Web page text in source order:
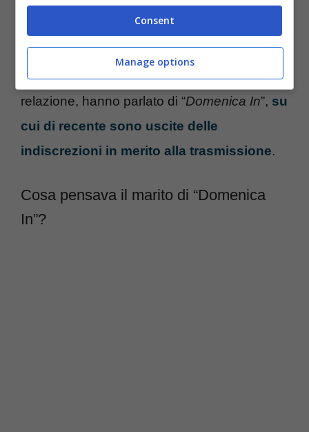
loro amore ha vinto su tutto. Insieme qualche
tempo fa hanno rilasciatoun’intervista al
Corriere della Serae, oltre della loro
relazione, hanno parlato di “Domenica In”, su
cui di recente sono uscite delle
indiscrezioni in merito alla trasmissione.
Cosa pensava il marito di “Domenica
In”?
Consent
Manage options